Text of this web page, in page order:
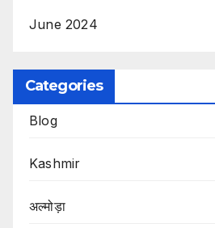
June 2024
Categories
Blog
Kashmir
अल्मोड़ा